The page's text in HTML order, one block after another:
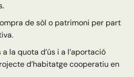
de sòl o patrimoni per part
la quota d’ús i a l’aportació
d’habitatge cooperatiu en